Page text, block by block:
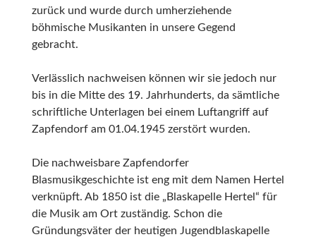
zurück und wurde durch umherziehende
böhmische Musikanten in unsere Gegend
gebracht.
Verlässlich nachweisen können wir sie jedoch nur
bis in die Mitte des 19. Jahrhunderts, da sämtliche
schriftliche Unterlagen bei einem Luftangriff auf
Zapfendorf am 01.04.1945 zerstört wurden.
Die nachweisbare Zapfendorfer
Blasmusikgeschichte ist eng mit dem Namen Hertel
verknüpft. Ab 1850 ist die „Blaskapelle Hertel“ für
die Musik am Ort zuständig. Schon die
Gründungsväter der heutigen Jugendblaskapelle